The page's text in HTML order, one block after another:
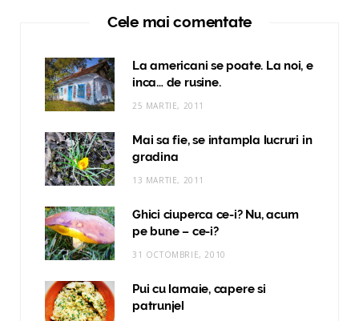
Cele mai comentate
La americani se poate. La noi, e
inca… de rusine.
25 MARTIE, 2011
Mai sa fie, se intampla lucruri in
gradina
13 MARTIE, 2011
Ghici ciuperca ce-i? Nu, acum
pe bune – ce-i?
31 OCTOMBRIE, 2010
Pui cu lamaie, capere si
patrunjel